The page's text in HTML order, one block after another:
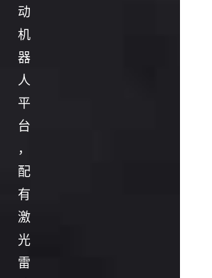
动
机
器
人
平
台
，
配
有
激
光
雷